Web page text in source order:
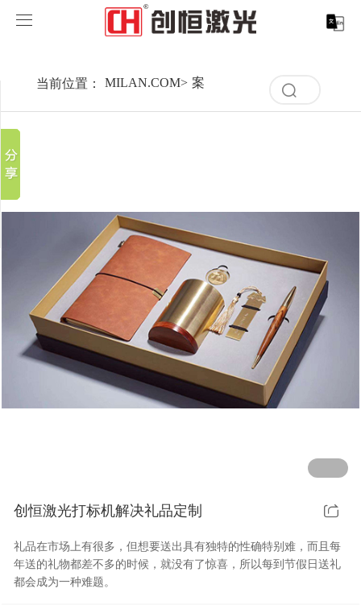
MILAN.COM
紫外线激光打标机
CO2激光打标机
在线飞行激光打标机
CX-3D系列激光打标机
EM-Smart 系列
精密激光切割机
大幅激光切割机
管材激光切割机
激光焊接系列
创恒激光CX-CE-1500手持焊接机_激光焊接机
创恒激光机械手臂激光焊接机
电机定转子铁芯单工位激光焊接机
创恒激光双头双工位铁芯激光焊接机
新能源汽车零配件激光焊接机
激光智能生产线
新能源电机定子铁芯激光焊接产线
新能源电机转子铁芯自动检测压铆产线
激光清洗系列
创恒激光清洗机
激光加工服务
电机定转子铁芯快速打样加工服务
汽车行业激光智能解决方案
轨道交通行业激光智能加工解决方案
水泵风机行业
眼镜行业
水暖洁具行业
礼品定制
家电行业
客户案例
创客说
走进创恒
科技创恒
加入创恒
MILAN.COM
MILAN.COM
展会活动
行业动态
MILAN.COM-米兰（中国）
底部导航
当前位置： MILAN.COM> 案例展示 行业解决方案
记
史
记
录
空
创恒激光打标机解决礼品定制
礼品在市场上有很多，但想要送出具有独特的性确特别难，而且每
年送的礼物都差不多的时候，就没有了惊喜，所以每到节假日送礼
都会成为一种难题。
分享到
QQ好友